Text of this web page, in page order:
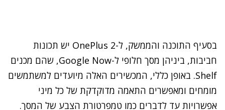
בסעיף התוכנה והממשק, ל-OnePlus 2 יש תכונות
חביבות, ביניהן מסך חלופי ל-Google Now, שהם מכנים
Shelf. באופן כללי, המכשירים האלה מיועדים למשתמשים
מומחים ומאפשרים התאמה מדוקדקת של כל מיני
אפשרויות עד לדברים כמו טמפרטורת הצבע של המסך.